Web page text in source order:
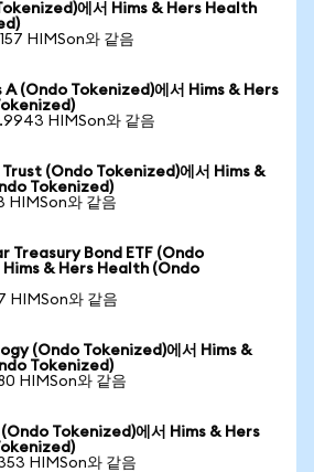
에서 Hims & Hers Health
HIMSon와 같음
(Ondo Tokenized)에서 Hims & Hers
HIMSon와 같음
(Ondo Tokenized)에서 Hims &
Tokenized)
HIMSon와 같음
Treasury Bond ETF (Ondo
Hims & Hers Health (Ondo
HIMSon와 같음
(Ondo Tokenized)에서 Hims &
Tokenized)
HIMSon와 같음
Tokenized)에서 Hims & Hers
HIMSon와 같음